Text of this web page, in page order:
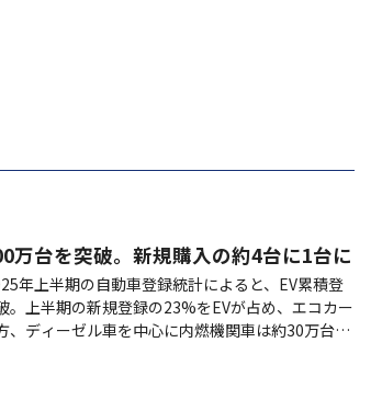
万台を突破。新規購入の約4台に1台に
年上半期の自動車登録統計によると、EV累積登
。上半期の新規登録の23%をEVが占め、エコカー
、ディーゼル車を中心に内燃機関車は約30万台減